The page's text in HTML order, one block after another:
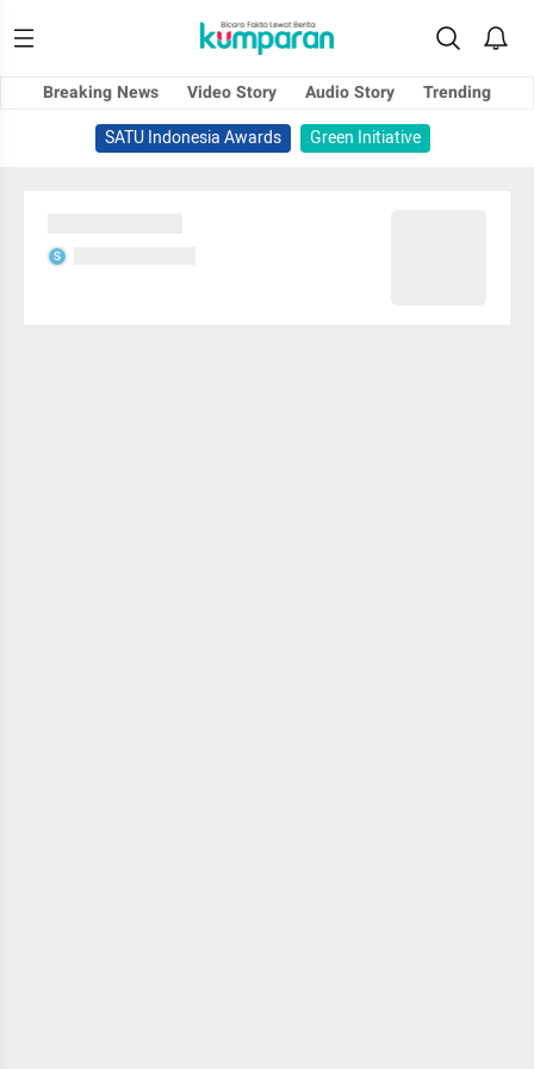
Breaking News Video Story Audio Story
Trending
SATU Indonesia Awards
Green Initiative
S